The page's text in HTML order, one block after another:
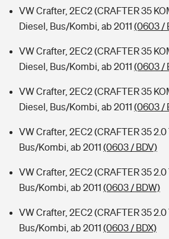
VW Crafter, 2EC2 (CRAFTER 35
Diesel, Bus/Kombi, ab 2011 (0603 /
VW Crafter, 2EC2 (CRAFTER 35
Diesel, Bus/Kombi, ab 2011 (0603 /
VW Crafter, 2EC2 (CRAFTER 35
Diesel, Bus/Kombi, ab 2011 (0603 /
VW Crafter, 2EC2 (CRAFTER 35
Bus/Kombi, ab 2011 (0603 / BDV)
VW Crafter, 2EC2 (CRAFTER 35 2.0
Bus/Kombi, ab 2011 (0603 / BDW)
VW Crafter, 2EC2 (CRAFTER 35 2.0
Bus/Kombi, ab 2011 (0603 / BDX)